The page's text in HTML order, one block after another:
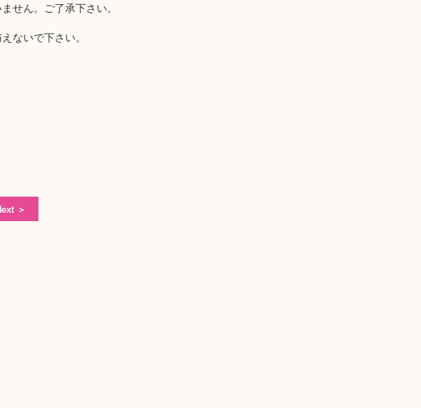
せん。ご了承下さい。
ないで下さい。
＞